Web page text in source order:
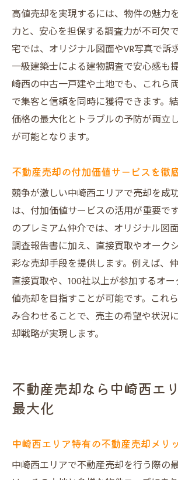
高値売却を実現するには、物件の魅力
力と、安心を担保する調査力が不可欠
宅では、オリジナル図面やVR写真で訴
一級建築士による建物調査で安心感も
崎西の中古一戸建や土地でも、これら
で集客と信頼を同時に獲得できます。
価格の最大化とトラブルの予防が両立
が可能となります。
不動産売却の付加価値サービスを徹
競争が激しい中崎西エリアで売却を成
は、付加価値サービスの活用が重要で
のプレミアム仲介では、オリジナル図
調査報告書に加え、直接買取やオーク
彩な売却手段を提供します。例えば、
直接買取や、100社以上が参加するオ
値売却を目指すことが可能です。これ
み合わせることで、売主の希望や状況
却戦略が実現します。
不動産売却なら中崎西エ
最大化
中崎西エリア特有の不動産売却メリ
中崎西エリアで不動産売却を行う際の